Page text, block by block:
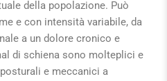
della popolazione. Può
e con intensità variabile, da
a un dolore cronico e
di schiena sono molteplici e
e meccanici a